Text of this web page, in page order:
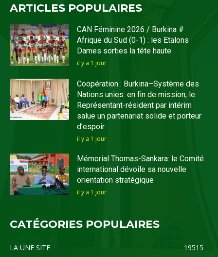
ARTICLES POPULAIRES
CAN Féminine 2026 / Burkina #
Afrique du Sud (0-1) : les Etalons
Dames sorties la tête haute
il y'a 1 jour
Coopération : Burkina–Système des
Nations unies: en fin de mission, le
Représentant-résident par intérim
salue un partenariat solide et porteur
d’espoir
il y'a 1 jour
Mémorial Thomas-Sankara: le Comité
international dévoile sa nouvelle
orientation stratégique
il y'a 1 jour
CATÉGORIES POPULAIRES
LA UNE SITE
19515